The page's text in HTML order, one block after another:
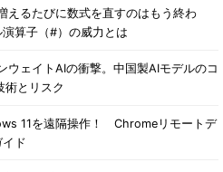
えるたびに数式を直すのはもう終わ
算子（#）の威力とは
ウェイトAIの衝撃。中国製AIモデルのコ
術とリスク
11を遠隔操作！ Chromeリモートデ
ド